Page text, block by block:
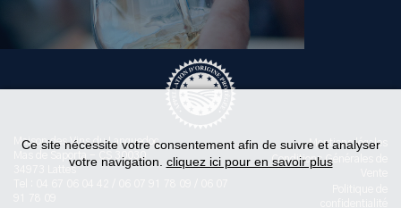
Maison des Vins du Languedoc
Mas de Saporta - CS 30030
Mentions légales
Conditions Générales de
Ce site nécessite votre consentement afin de suivre et analyser
votre navigation. cliquez ici pour en savoir plus